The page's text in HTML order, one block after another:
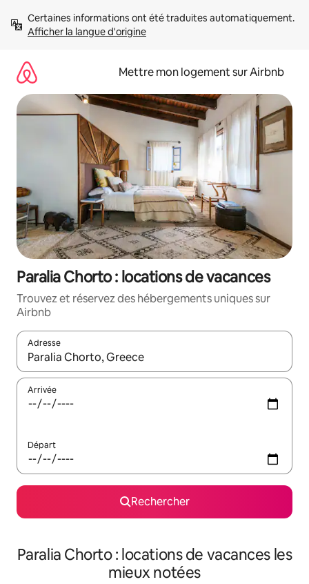
directement
Afficher la langue d'origine
Mettre mon logement sur Airbnb
Paralia Chorto : locations de vacances
Trouvez et réservez des hébergements uniques sur
Airbnb
Adresse
Lorsque les résultats s'affichent, utilisez les flèches vers le
Arrivée
Départ
Rechercher
Paralia Chorto : locations de vacances les
mieux notées